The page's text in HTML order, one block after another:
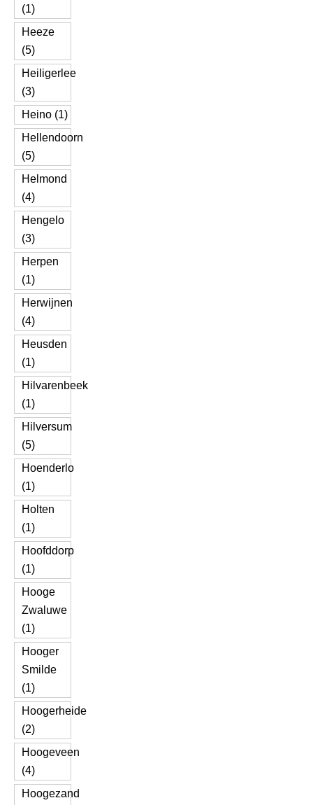
(1)
Heeze
(5)
Heiligerlee
(3)
Heino (1)
Hellendoorn
(5)
Helmond
(4)
Hengelo
(3)
Herpen
(1)
Herwijnen
(4)
Heusden
(1)
Hilvarenbeek
(1)
Hilversum
(5)
Hoenderlo
(1)
Holten
(1)
Hoofddorp
(1)
Hooge
Zwaluwe
(1)
Hooger
Smilde
(1)
Hoogerheide
(2)
Hoogeveen
(4)
Hoogezand